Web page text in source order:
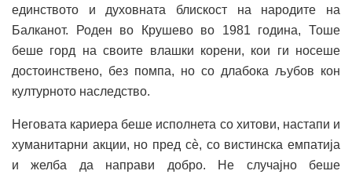
единството и духовната блискост на народите на
Балканот. Роден во Крушево во 1981 година, Тоше
беше горд на своите влашки корени, кои ги носеше
достоинствено, без помпа, но со длабока љубов кон
културното наследство.
Неговата кариера беше исполнета со хитови, настапи и
хуманитарни акции, но пред сè, со вистинска емпатија
и желба да направи добро. Не случајно беше